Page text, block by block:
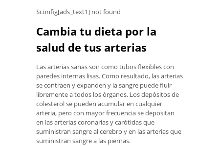
$config[ads_text1] not found
Cambia tu dieta por la
salud de tus arterias
Las arterias sanas son como tubos flexibles con
paredes internas lisas. Como resultado, las arterias
se contraen y expanden y la sangre puede fluir
libremente a todos los órganos. Los depósitos de
colesterol se pueden acumular en cualquier
arteria, pero con mayor frecuencia se depositan
en las arterias coronarias y carótidas que
suministran sangre al cerebro y en las arterias que
suministran sangre a las piernas.